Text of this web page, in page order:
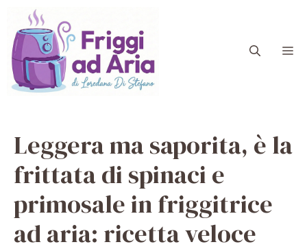
contenuto
Leggera ma saporita, è la
frittata di spinaci e
primosale in friggitrice
ad aria: ricetta veloce